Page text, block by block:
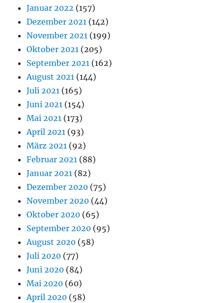
Januar 2022 (157)
Dezember 2021 (142)
November 2021 (199)
Oktober 2021 (205)
September 2021 (162)
August 2021 (144)
Juli 2021 (165)
Juni 2021 (154)
Mai 2021 (173)
April 2021 (93)
März 2021 (92)
Februar 2021 (88)
Januar 2021 (82)
Dezember 2020 (75)
November 2020 (44)
Oktober 2020 (65)
September 2020 (95)
August 2020 (58)
Juli 2020 (77)
Juni 2020 (84)
Mai 2020 (60)
April 2020 (58)